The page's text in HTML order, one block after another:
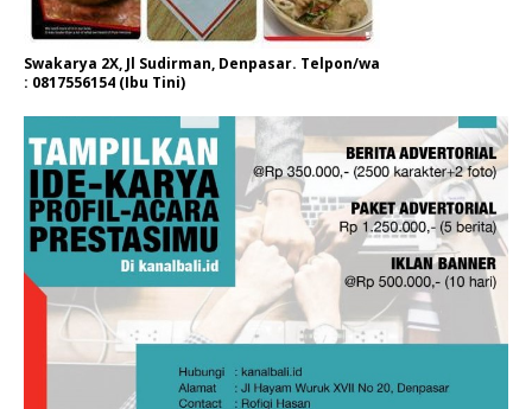
Swakarya 2X, Jl Sudirman, Denpasar. Telpon/wa
: 0817556154 (Ibu Tini)